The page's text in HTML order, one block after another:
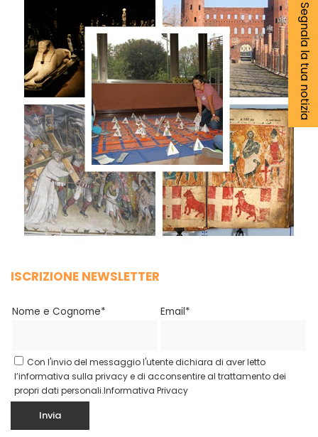
ISCRIZIONE NEWSLETTER
Nome e Cognome* Email*
Con l'invio del messaggio l'utente dichiara di aver letto
l’informativa sulla privacy e di acconsentire al trattamento dei
propri dati personali.Informativa Privacy
Segnala la tua notizia